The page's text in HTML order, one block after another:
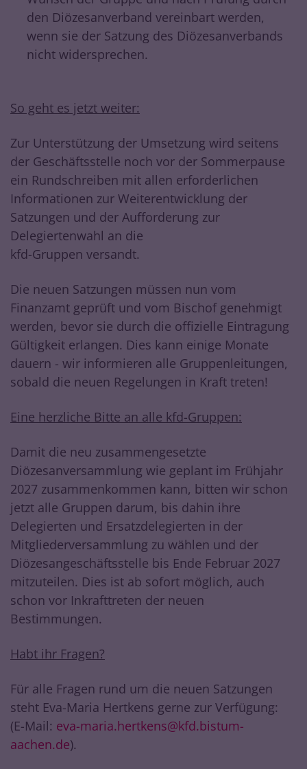
den Diözesanverband vereinbart werden,
wenn sie der Satzung des Diözesanverbands
nicht widersprechen.
So geht es jetzt weiter:
Zur Unterstützung der Umsetzung wird seitens
der Geschäftsstelle noch vor der Sommerpause
ein Rundschreiben mit allen erforderlichen
Informationen zur Weiterentwicklung der
Satzungen und der Aufforderung zur
Delegiertenwahl an die
kfd-Gruppen versandt.
Die neuen Satzungen müssen nun vom
Finanzamt geprüft und vom Bischof genehmigt
werden, bevor sie durch die offizielle Eintragung
Gültigkeit erlangen. Dies kann einige Monate
dauern - wir informieren alle Gruppenleitungen,
sobald die neuen Regelungen in Kraft treten!
Eine herzliche Bitte an alle kfd-Gruppen:
Damit die neu zusammengesetzte
Diözesanversammlung wie geplant im Frühjahr
2027 zusammenkommen kann, bitten wir schon
jetzt alle Gruppen darum, bis dahin ihre
Delegierten und Ersatzdelegierten in der
Mitgliederversammlung zu wählen und der
Diözesangeschäftsstelle bis Ende Februar 2027
mitzuteilen. Dies ist ab sofort möglich, auch
schon vor Inkrafttreten der neuen
Bestimmungen.
Habt ihr Fragen?
Für alle Fragen rund um die neuen Satzungen
steht Eva-Maria Hertkens gerne zur Verfügung:
(E-Mail: eva-maria.hertkens@kfd.bistum-
aachen.de).